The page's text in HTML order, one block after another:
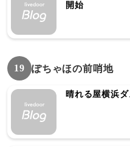
開始
19 ぽちゃほの前哨地
晴れる屋横浜